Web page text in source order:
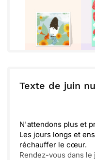
Texte de juin
N'attendons plus et
Les jours longs et
réchauffer le cœur.
Rendez-vous dans